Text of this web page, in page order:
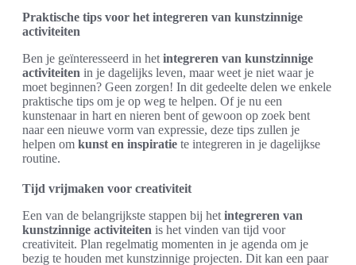
Praktische tips voor het integreren van kunstzinnige
activiteiten
Ben je geïnteresseerd in het integreren van kunstzinnige
activiteiten in je dagelijks leven, maar weet je niet waar je
moet beginnen? Geen zorgen! In dit gedeelte delen we enkele
praktische tips om je op weg te helpen. Of je nu een
kunstenaar in hart en nieren bent of gewoon op zoek bent
naar een nieuwe vorm van expressie, deze tips zullen je
helpen om kunst en inspiratie te integreren in je dagelijkse
routine.
Tijd vrijmaken voor creativiteit
Een van de belangrijkste stappen bij het integreren van
kunstzinnige activiteiten is het vinden van tijd voor
creativiteit. Plan regelmatig momenten in je agenda om je
bezig te houden met kunstzinnige projecten. Dit kan een paar